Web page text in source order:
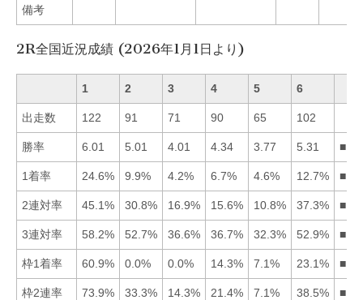
備考
2R全国近況成績 (2026年1月1日より)
1 2 3 4 5 6
出走数 122 91 71 90 65 102
勝率 6.01 5.01 4.01 4.34 3.77 5.31
1着率 24.6% 9.9% 4.2% 6.7% 4.6% 12.7%
2連対率 45.1% 30.8% 16.9% 15.6% 10.8% 37.3%
3連対率 58.2% 52.7% 36.6% 36.7% 32.3% 52.9%
枠1着率 60.9% 0.0% 0.0% 14.3% 7.1% 23.1%
枠2連率 73.9% 33.3% 14.3% 21.4% 7.1% 38.5%